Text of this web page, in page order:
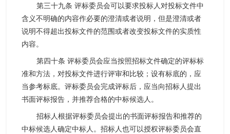
第三十九条 评标委员会可以要求投标人对投标文件中
含义不明确的内容作必要的澄清或者说明，但是澄清或者
说明不得超出投标文件的范围或者改变投标文件的实质性
内容。
第四十条 评标委员会应当按照招标文件确定的评标标
准和方法，对投标文件进行评审和比较；设有标底的，应
当参考标底。评标委员会完成评标后，应当向招标人提出
书面评标报告，并推荐合格的中标候选人。
招标人根据评标委员会提出的书面评标报告和推荐的
中标候选人确定中标人。招标人也可以授权评标委员会直